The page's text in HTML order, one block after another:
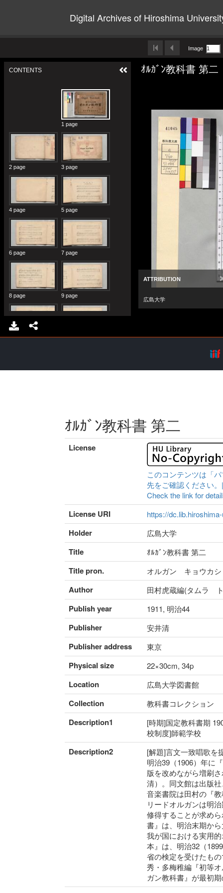
Digital Archives of Hiroshima
ｵﾙｶﾞﾝ教科書 第二
License
このコンテンツは「
先をご確認ください
Check the link for
License URI https://
Holder 広島大学
Title ｵﾙｶﾞﾝ教科書 第二
Title pron. オルガン キョウカシ
Author 田村虎蔵編(タムラ
Publish year 1911, 明治44
Publisher 安井清
Publisher address 東京
Physical size 22×30cm, 34p
Location 広島大学図書館
Collection 教科書コレクション
Description1
[時期]国定教科書期
校制度]師範学校
Description2
[解題]言文一致唱歌を
明治39（1906）年に
版を改めながら増刷
清）。同文館は出版
音楽書院は田村の『
リードオルガンは明
修得することが求め
書』は、明治末期か
我が国における実用
本』は、明治32（
省の検定を受けたも
秀・多梅稚編『初等
ガン教科書』が最初